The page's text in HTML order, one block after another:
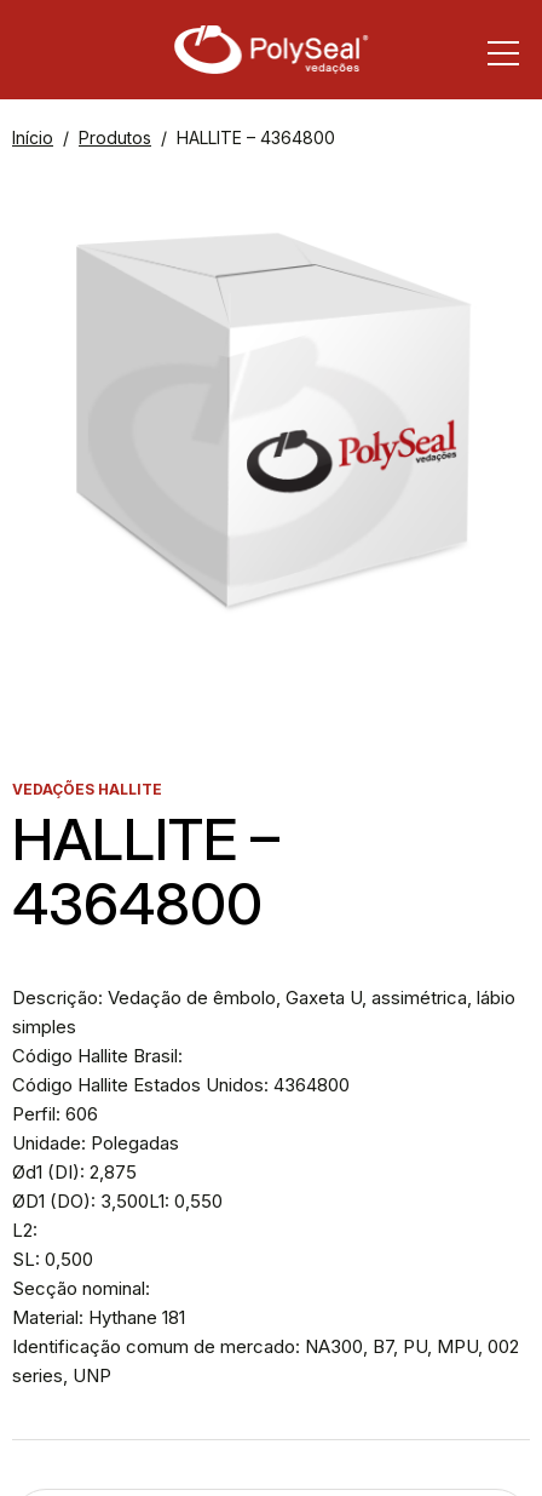
Início Produtos HALLITE – 4364800
VEDAÇÕES HALLITE
HALLITE –
4364800
Descrição: Vedação de êmbolo, Gaxeta U, assimétrica, lábio
simples
Código Hallite Brasil:
Código Hallite Estados Unidos: 4364800
Perfil: 606
Unidade: Polegadas
Ød1 (DI): 2,875
ØD1 (DO): 3,500L1: 0,550
L2:
SL: 0,500
Secção nominal:
Material: Hythane 181
Identificação comum de mercado: NA300, B7, PU, MPU, 002
series, UNP